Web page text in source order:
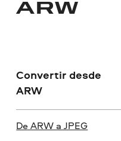
ARW
Convertir desde
ARW
De ARW a JPEG